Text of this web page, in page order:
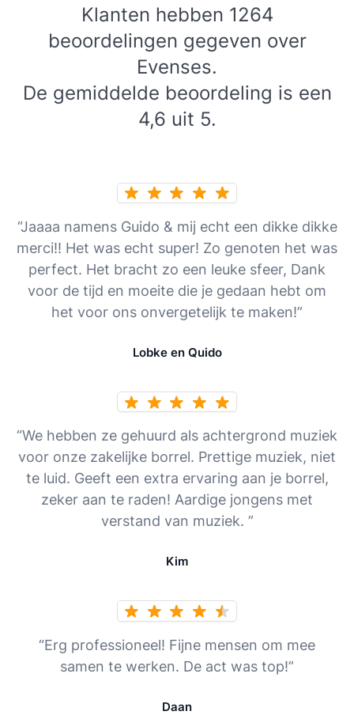
Klanten hebben 1264
beoordelingen gegeven over
Evenses.
De gemiddelde beoordeling is een
4,6 uit 5.
“Jaaaa namens Guido & mij echt een dikke dikke
merci!! Het was echt super! Zo genoten het was
perfect. Het bracht zo een leuke sfeer, Dank
voor de tijd en moeite die je gedaan hebt om
het voor ons onvergetelijk te maken!”
Lobke en Quido
“We hebben ze gehuurd als achtergrond muziek
voor onze zakelijke borrel. Prettige muziek, niet
te luid. Geeft een extra ervaring aan je borrel,
zeker aan te raden! Aardige jongens met
verstand van muziek. ”
Kim
“Erg professioneel! Fijne mensen om mee
samen te werken. De act was top!”
Daan